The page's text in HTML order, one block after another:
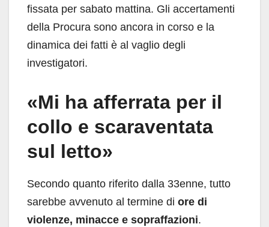
fissata per sabato mattina. Gli accertamenti
della Procura sono ancora in corso e la
dinamica dei fatti è al vaglio degli
investigatori.
«Mi ha afferrata per il
collo e scaraventata
sul letto»
Secondo quanto riferito dalla 33enne, tutto
sarebbe avvenuto al termine di ore di
violenze, minacce e sopraffazioni.